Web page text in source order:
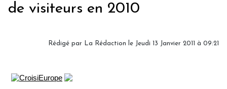
de visiteurs en 2010
Rédigé par La Rédaction le Jeudi 13 Janvier 2011 à 09:21